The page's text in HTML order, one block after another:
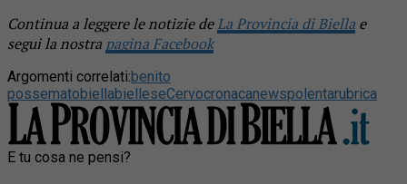
Continua a leggere le notizie deLa Provincia di Biella e
segui la nostra pagina Facebook
Argomenti correlati:benito
possematobiellabielleseCervocronacanewspolentarubrica
E tu cosa ne pensi?